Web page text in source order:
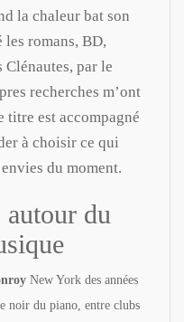
la chaleur bat son
les romans, BD,
Clénautes, par le
recherches m’ont
titre est accompagné
à choisir ce qui
du moment.
autour du
New York des années
noir du piano, entre clubs